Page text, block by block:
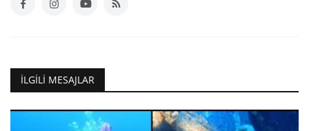
İLGILI MESAJLAR